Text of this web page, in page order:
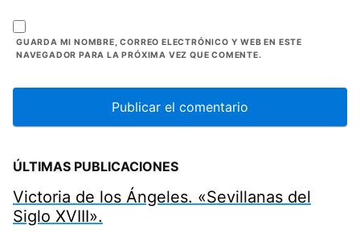
GUARDA MI NOMBRE, CORREO ELECTRÓNICO Y WEB EN ESTE
NAVEGADOR PARA LA PRÓXIMA VEZ QUE COMENTE.
ÚLTIMAS PUBLICACIONES
Victoria de los Ángeles. «Sevillanas del
Siglo XVIII».